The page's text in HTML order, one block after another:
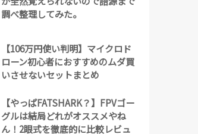
調べ整理してみた。
【106万円使い判明】マイクロド
ローン初心者におすすめのムダ買
いさせないセットまとめ
【やっぱFATSHARK？】FPVゴー
グルは結局どれがオススメやね
ん！2眼式を徹底的に比較レビュ